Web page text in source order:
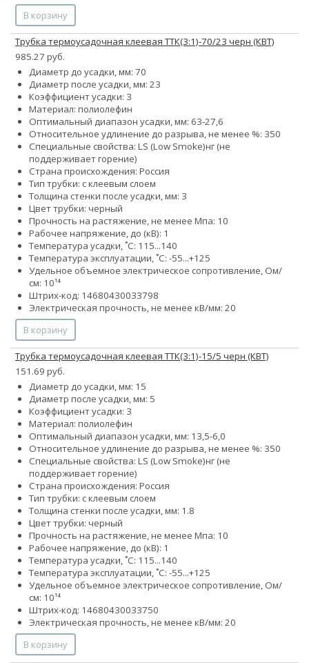
В корзину
Трубка термоусадочная клеевая ТТК(3:1)-70/23 черн (КВТ)
985.27 руб.
Диаметр до усадки, мм: 70
Диаметр после усадки, мм: 23
Коэффициент усадки: 3
Материал: полиолефин
Оптимальный диапазон усадки, мм: 63-27,6
Относительное удлинение до разрыва, не менее %: 350
Специальные свойства: LS (Low Smoke)нг (не
поддерживает горение)
Страна происхождения: Россия
Тип трубки: с клеевым слоем
Толщина стенки после усадки, мм: 3
Цвет трубки: черный
Прочность на растяжение, не менее Мпа: 10
Рабочее напряжение, до (кВ): 1
Температура усадки, ˚С: 115...140
Температура эксплуатации, ˚С: -55...+125
Удельное объемное электрическое сопротивление, Ом/
см: 10¹⁴
Штрих-код: 14680430033798
Электрическая прочность, не менее кВ/мм: 20
В корзину
Трубка термоусадочная клеевая ТТК(3:1)-15/5 черн (КВТ)
151.69 руб.
Диаметр до усадки, мм: 15
Диаметр после усадки, мм: 5
Коэффициент усадки: 3
Материал: полиолефин
Оптимальный диапазон усадки, мм: 13,5-6,0
Относительное удлинение до разрыва, не менее %: 350
Специальные свойства: LS (Low Smoke)нг (не
поддерживает горение)
Страна происхождения: Россия
Тип трубки: с клеевым слоем
Толщина стенки после усадки, мм: 1.8
Цвет трубки: черный
Прочность на растяжение, не менее Мпа: 10
Рабочее напряжение, до (кВ): 1
Температура усадки, ˚С: 115...140
Температура эксплуатации, ˚С: -55...+125
Удельное объемное электрическое сопротивление, Ом/
см: 10¹⁴
Штрих-код: 14680430033750
Электрическая прочность, не менее кВ/мм: 20
В корзину